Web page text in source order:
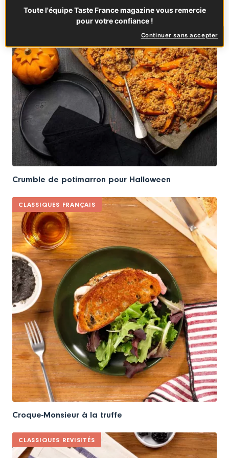
Crumble de potimarron pour Halloween
CLASSIQUES FRANÇAIS
Croque-Monsieur à la truffe
CLASSIQUES REVISITÉS
Toute l'équipe Taste France magazine vous remercie
pour votre confiance !
Continuer sans accepter